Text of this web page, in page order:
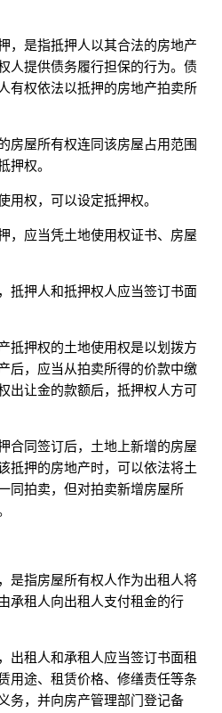
是指抵押人以其合法的房地产
人提供债务履行担保的行为。债
有权依法以抵押的房地产拍卖所
屋所有权连同该房屋占用范围
押权。
用权，可以设定抵押权。
应当凭土地使用权证书、房屋
押人和抵押权人应当签订书面
押权的土地使用权是以划拨方
后，应当从拍卖所得的价款中缴
出让金的款额后，抵押权人方可
同签订后，土地上新增的房屋
抵押的房地产时，可以依法将土
同拍卖，但对拍卖新增房屋所
指房屋所有权人作为出租人将
承租人向出租人支付租金的行
租人和承租人应当签订书面租
用途、租赁价格、修缮责任等条
务，并向房产管理部门登记备